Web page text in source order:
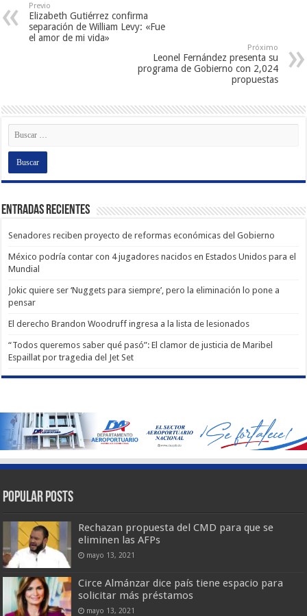
Previo
Elizabeth Gutiérrez confirma
separación de William Levy: «Fue
el amor de mi vida»
Próximo
Leonel Fernández presenta su
programa de Gobierno con 2,024
propuestas
Entradas recientes
Senadores reciben proyecto de reformas económicas del Gobierno
México podría contar con 4 jugadores nacidos en Estados Unidos para el
Mundial
Jokic quiere ser ‘Nuggets para siempre’, pero la eliminación lo pone a
pensar
El derecho Brandon Woodruff ingresa a la lista de lesionados
“Todos queremos saber qué pasó”: El clamor de justicia de Maribel
Espaillat por tragedia del Jet Set
Popular Posts
Rechazan propuesta del CMD para que se
eliminen las AFPs
mayo 13, 2021
Circe Almánzar dice país tiene espacio para
solicitar más préstamos
mayo 13, 2021